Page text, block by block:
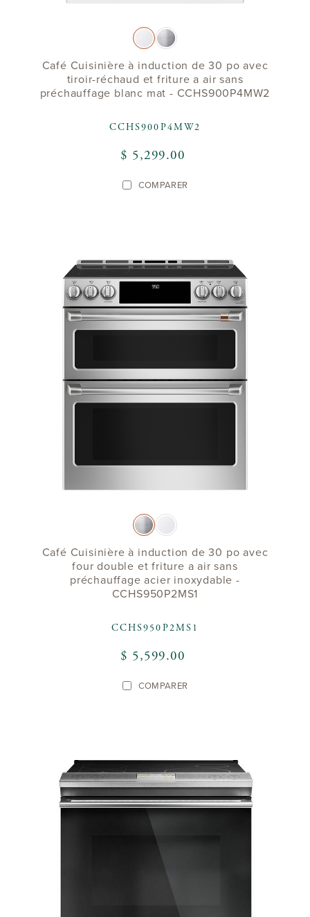
Café Cuisinière à induction de 30 po avec
tiroir-réchaud et friture a air sans
préchauffage blanc mat - CCHS900P4MW2
CCHS900P4MW2
$ 5,299.00
COMPARER
Café Cuisinière à induction de 30 po avec
four double et friture a air sans
préchauffage acier inoxydable -
CCHS950P2MS1
CCHS950P2MS1
$ 5,599.00
COMPARER